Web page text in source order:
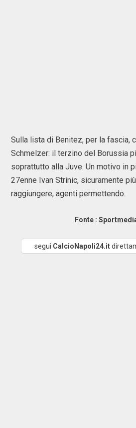
Sulla lista di Benitez, per la fascia,
Schmelzer: il terzino del Borussia
soprattutto alla Juve. Un motivo in
27enne Ivan Strinic, sicuramente
raggiungere, agenti permettendo.
Fonte :
segui CalcioNapoli24.it